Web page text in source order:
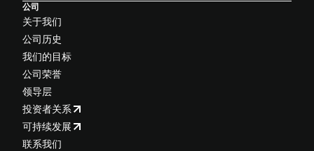
公司
关于我们
公司历史
我们的目标
公司荣誉
领导层
投资者关系
可持续发展
联系我们